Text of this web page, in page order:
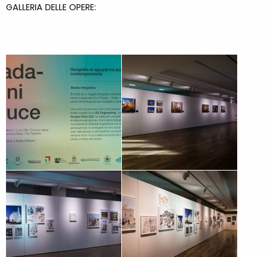
GALLERIA DELLE OPERE: